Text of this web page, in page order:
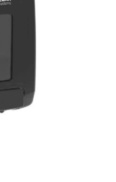
na dolévání ABS
nerez 1,2 l lesk
mýdla 1 l
mýdla na dolévání
mýdla na dolévání